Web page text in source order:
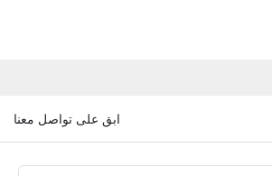
ابق على تواصل معنا